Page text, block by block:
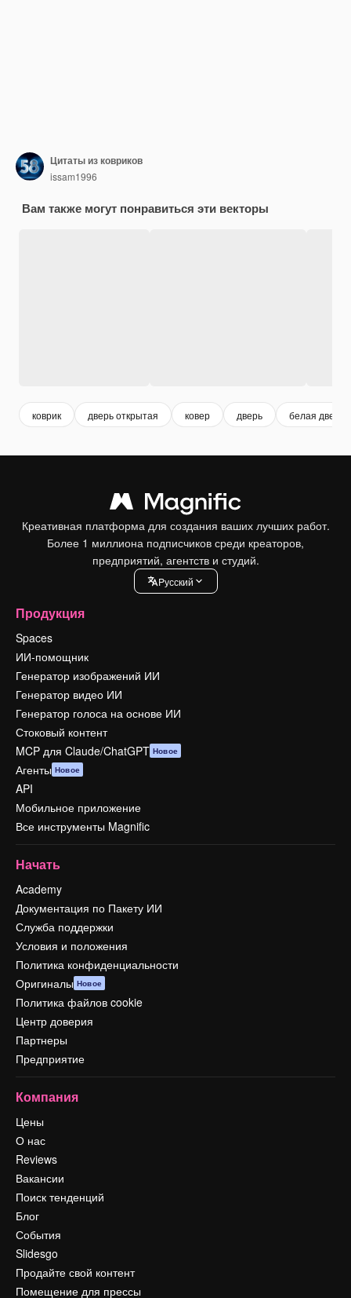
Цитаты из ковриков
issam1996
Вам также могут понравиться эти векторы
коврик дверь открытая ковер дверь белая дверь
Креативная платформа для создания ваших лучших работ.
Более 1 миллиона подписчиков среди креаторов,
предприятий, агентств и студий.
Pусский
Продукция
Spaces
ИИ-помощник
Генератор изображений ИИ
Генератор видео ИИ
Генератор голоса на основе ИИ
Стоковый контент
MCP для Claude/ChatGPT Новое
Агенты Новое
API
Мобильное приложение
Все инструменты Magnific
Начать
Academy
Документация по Пакету ИИ
Служба поддержки
Условия и положения
Политика конфиденциальности
Оригиналы Новое
Политика файлов cookie
Центр доверия
Партнеры
Предприятие
Компания
Цены
О нас
Reviews
Вакансии
Поиск тенденций
Блог
События
Slidesgo
Продайте свой контент
Помещение для прессы